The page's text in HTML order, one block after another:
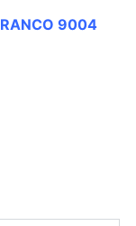
9004